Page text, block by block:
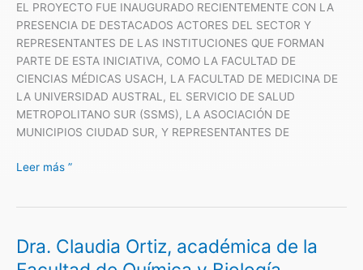
EL PROYECTO FUE INAUGURADO RECIENTEMENTE CON LA
PRESENCIA DE DESTACADOS ACTORES DEL SECTOR Y
REPRESENTANTES DE LAS INSTITUCIONES QUE FORMAN
PARTE DE ESTA INICIATIVA, COMO LA FACULTAD DE
CIENCIAS MÉDICAS USACH, LA FACULTAD DE MEDICINA DE
LA UNIVERSIDAD AUSTRAL, EL SERVICIO DE SALUD
METROPOLITANO SUR (SSMS), LA ASOCIACIÓN DE
MUNICIPIOS CIUDAD SUR, Y REPRESENTANTES DE
Leer más ”
Dra. Claudia Ortiz, académica de la
Dra.
Claudia